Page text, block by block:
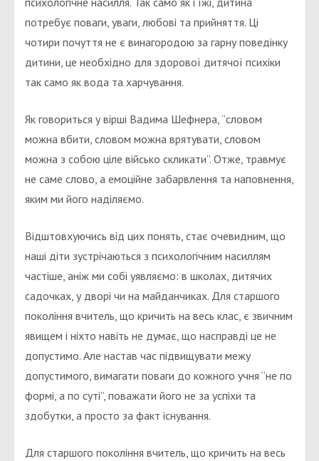
потребує поваги, уваги, любові та прийняття. Ці
чотири почуття не є винагородою за гарну поведінку
дитини, це необхідно для здорової дитячої психіки
так само як вода та харчування.
Як говориться у вірші Вадима Шефнера, “словом
можна вбити, словом можна врятувати, словом
можна з собою ціле військо скликати”. Отже, травмує
не саме слово, а емоційне забарвлення та наповнення,
яким ми його наділяємо.
Відштовхуючись від цих понять, стає очевидним, що
наші діти зустрічаються з психологічним насиллям
частіше, аніж ми собі уявляємо: в школах, дитячих
садочках, у дворі чи на майданчиках. Для старшого
покоління вчитель, що кричить на весь клас, є звичним
явищем і ніхто навіть не думає, що насправді це не
допустимо. Але настав час підвищувати межу
допустимого, вимагати поваги до кожного учня “не по
формі, а по суті”, поважати його не за успіхи та
здобутки, а просто за факт існування.
Для старшого покоління вчитель, що кричить на весь